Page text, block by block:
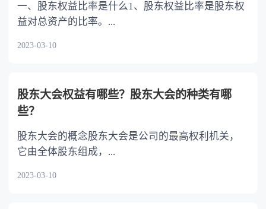
一、股东权益比率是什么1、股东权益比率是股东权
益对总资产的比率。...
2023-03-10
股东大会权益有哪些？股东大会的种类有哪
些？
股东大会的概念股东大会是公司的最高权利机关，
它由全体股东组成，...
2023-03-10